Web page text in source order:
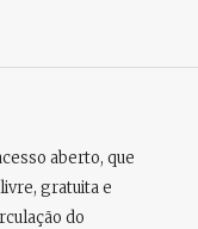
aberto, que
livre, gratuita e
do